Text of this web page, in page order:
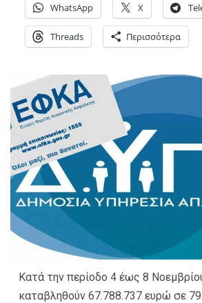
WhatsApp X
Threads Περισσότερα
Κατά την περίοδο 4 έως 8
καταβληθούν 67.788.737 ευρώ σε